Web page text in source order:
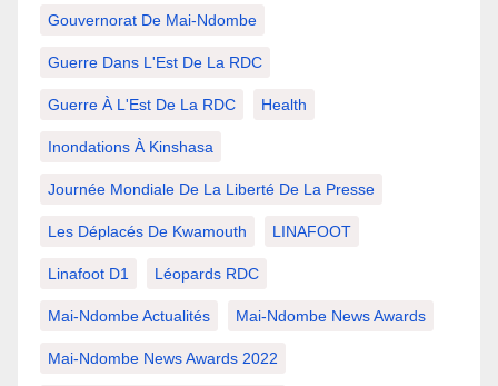
Gouvernorat De Mai-Ndombe
Guerre Dans L'Est De La RDC
Guerre À L'Est De La RDC Health
Inondations À Kinshasa
Journée Mondiale De La Liberté De La Presse
Les Déplacés De Kwamouth LINAFOOT
Linafoot D1 Léopards RDC
Mai-Ndombe Actualités Mai-Ndombe News Awards
Mai-Ndombe News Awards 2022